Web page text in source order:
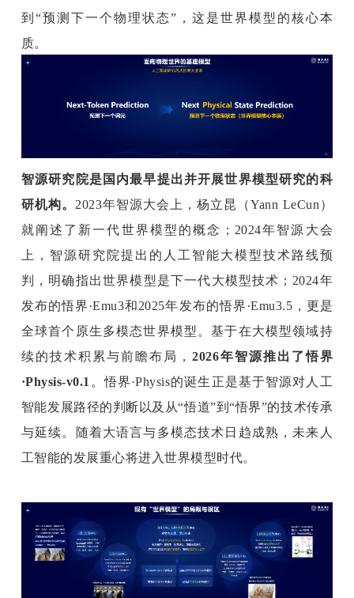
到“预测下一个物理状态”，这是世界模型的核心本
质。
智源研究院是国内最早提出并开展世界模型研究的科
研机构。 2023年智源大会上，杨立昆（Yann LeCun）
就阐述了新一代世界模型的概念；2024年智源大会
上，智源研究院提出的人工智能大模型技术路线预
判，明确指出世界模型是下一代大模型技术；2024年
发布的悟界·Emu3和2025年发布的悟界·Emu3.5，更是
全球首个原生多模态世界模型。基于在大模型领域持
续的技术积累与前瞻布局，2026年智源推出了悟界
·Physis-v0.1 。悟界·Physis的诞生正是基于智源对人工
智能发展路径的判断以及从“悟道”到“悟界”的技术传承
与延续。随着大语言与多模态技术日趋成熟，未来人
工智能的发展重心将进入世界模型时代。